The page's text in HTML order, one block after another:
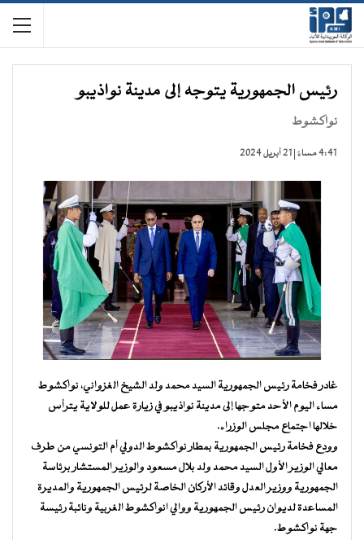
رئيس الجمهورية يتوجه إلى مدينة نواذيبو
نواكشوط
4:41 مساءً | 21 أبريل 2024
غادر فخامة رئيس الجمهورية السيد محمد ولد الشيخ الغزواني، نواكشوط
مساء اليوم الأحد متوجها إلى مدينة نواذيبو في زيارة عمل للولاية يترأس
خلالها اجتماع مجلس الوزراء.
وودع فخامة رئيس الجمهورية بمطار نواكشوط الدولي أم التونسي من طرف
معالي الوزير الأول السيد محمد ولد بلال مسعود والوزير المستشار برئاسة
الجمهورية ووزير العدل وقائد الأركان الخاصة لرئيس الجمهورية والمديرة
المساعدة لديوان رئيس الجمهورية ووالي انواكشوط الغربية ونائبة رئيسة
جهة نواكشوط.